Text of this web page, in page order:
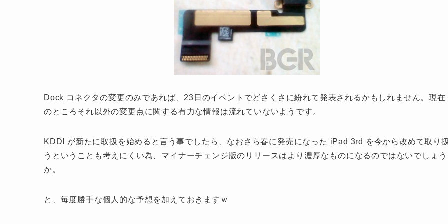
Dock コネクタの変更のみであれば、23日のイベントでどさくさに紛れて発表されるかもしれません。現在
のところそれ以外の変更点に関する有力な情報は流れていないようです。
KDDI が新たに取扱を始めると言う事でしたら、なおさら春に発売になった iPad 3rd を今から改めて取り
うということも考えにくい為、マイナーチェンジ版のリリースはより濃厚なものになるのではないでしょう
か。
と、毎度勝手な個人的な予想を加えておきますｗ